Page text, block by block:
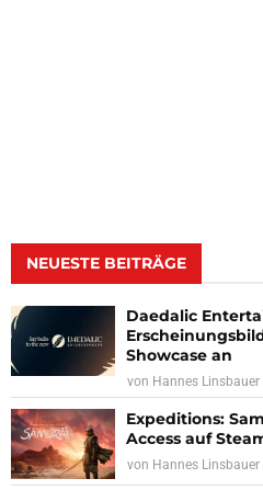
NEUESTE BEITRÄGE
Daedalic
Showcase an
von Hannes Linsbauer
Expeditions:
Access auf
von Hannes Linsbauer